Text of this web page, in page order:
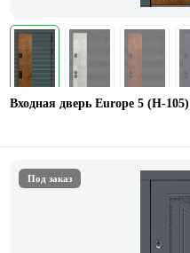
Входная дверь Europe 5 (H-105)
Под заказ